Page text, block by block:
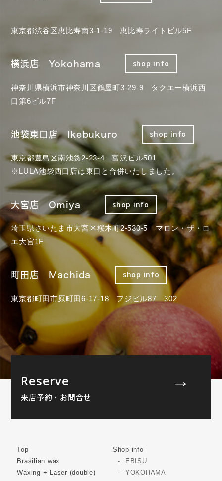
東京都渋谷区恵比寿南3-1-19 恵比寿ライトビル5F
横浜店 Yokohama shop info
神奈川県横浜市神奈川区鶴屋町3-29-9 タクエー横浜西
口第6ビル7F
池袋東口店 Ikebukuro shop info
東京都豊島区南池袋2-23-4 富沢ビル501
※LULA池袋西口店は東口と合併いたしました。
大宮店 Omiya shop info
埼玉県さいたま市大宮区桜木町2-530-5 マロン・ザ・ロ
エ大宮1F
町田店 Machida shop info
東京都町田市原町田6-17-18 フジビル87 302
Reserve
来店予約・お問合せ
Top
Brasilian wax
Waxing + Laser (double)
Shop info
EBISU
YOKOHAMA